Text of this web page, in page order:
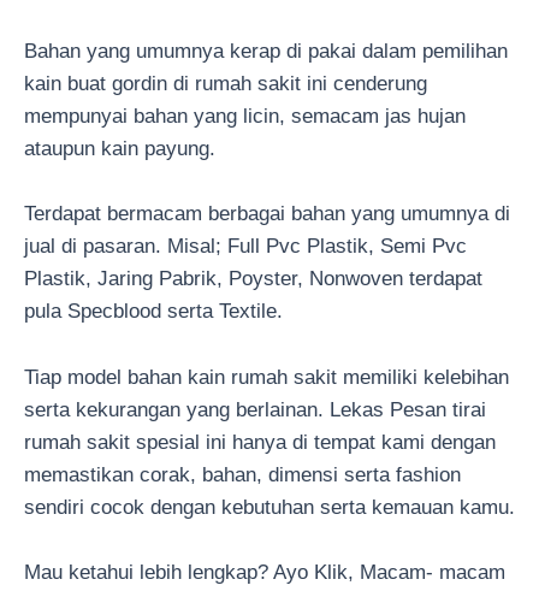
Bahan yang umumnya kerap di pakai dalam pemilihan
kain buat gordin di rumah sakit ini cenderung
mempunyai bahan yang licin, semacam jas hujan
ataupun kain payung.
Terdapat bermacam berbagai bahan yang umumnya di
jual di pasaran. Misal; Full Pvc Plastik, Semi Pvc
Plastik, Jaring Pabrik, Poyster, Nonwoven terdapat
pula Specblood serta Textile.
Tiap model bahan kain rumah sakit memiliki kelebihan
serta kekurangan yang berlainan. Lekas Pesan tirai
rumah sakit spesial ini hanya di tempat kami dengan
memastikan corak, bahan, dimensi serta fashion
sendiri cocok dengan kebutuhan serta kemauan kamu.
Mau ketahui lebih lengkap? Ayo Klik, Macam- macam